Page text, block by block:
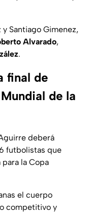
Santiago Gimenez,
Alvarado,
.
final de
de la
deberá
futbolistas que
la Copa
el cuerpo
competitivo y